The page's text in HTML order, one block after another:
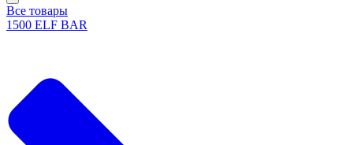
Все товары
1500 ELF BAR